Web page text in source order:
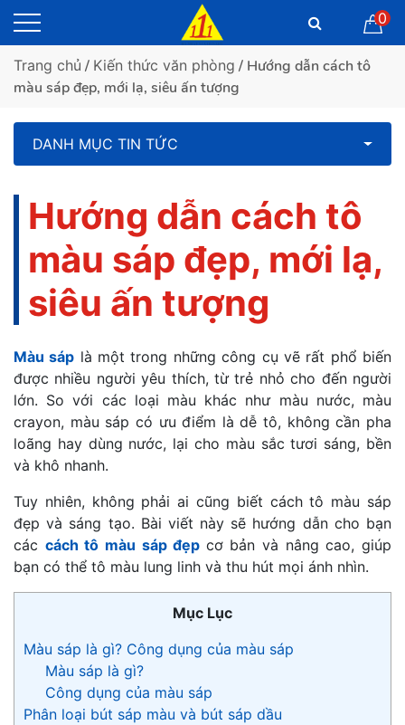
0
Trang chủ / Kiến thức văn phòng / Hướng dẫn cách tô
màu sáp đẹp, mới lạ, siêu ấn tượng
DANH MỤC TIN TỨC
Hướng dẫn cách tô
màu sáp đẹp, mới lạ,
siêu ấn tượng
Màu sáp là một trong những công cụ vẽ rất phổ biến
được nhiều người yêu thích, từ trẻ nhỏ cho đến người
lớn. So với các loại màu khác như màu nước, màu
crayon, màu sáp có ưu điểm là dễ tô, không cần pha
loãng hay dùng nước, lại cho màu sắc tươi sáng, bền
và khô nhanh.
Tuy nhiên, không phải ai cũng biết cách tô màu sáp
đẹp và sáng tạo. Bài viết này sẽ hướng dẫn cho bạn
các cách tô màu sáp đẹp cơ bản và nâng cao, giúp
bạn có thể tô màu lung linh và thu hút mọi ánh nhìn.
Mục Lục
Màu sáp là gì? Công dụng của màu sáp
Màu sáp là gì?
Công dụng của màu sáp
Phân loại bút sáp màu và bút sáp dầu